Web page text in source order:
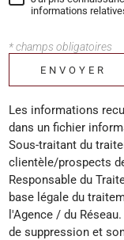
informations
* champs obligatoires
ENVOYER
Les informations
dans un fichier
Sous-traitant du
clientèle/prospects
Responsable du
base légale du
l'Agence / du
de suppression et